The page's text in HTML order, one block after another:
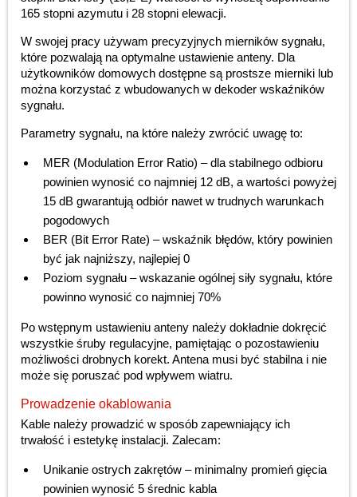
165 stopni azymutu i 28 stopni elewacji.
W swojej pracy używam precyzyjnych mierników sygnału,
które pozwalają na optymalne ustawienie anteny. Dla
użytkowników domowych dostępne są prostsze mierniki lub
można korzystać z wbudowanych w dekoder wskaźników
sygnału.
Parametry sygnału, na które należy zwrócić uwagę to:
MER (Modulation Error Ratio) – dla stabilnego odbioru
powinien wynosić co najmniej 12 dB, a wartości powyżej
15 dB gwarantują odbiór nawet w trudnych warunkach
pogodowych
BER (Bit Error Rate) – wskaźnik błędów, który powinien
być jak najniższy, najlepiej 0
Poziom sygnału – wskazanie ogólnej siły sygnału, które
powinno wynosić co najmniej 70%
Po wstępnym ustawieniu anteny należy dokładnie dokręcić
wszystkie śruby regulacyjne, pamiętając o pozostawieniu
możliwości drobnych korekt. Antena musi być stabilna i nie
może się poruszać pod wpływem wiatru.
Prowadzenie okablowania
Kable należy prowadzić w sposób zapewniający ich
trwałość i estetykę instalacji. Zalecam:
Unikanie ostrych zakrętów – minimalny promień gięcia
powinien wynosić 5 średnic kabla